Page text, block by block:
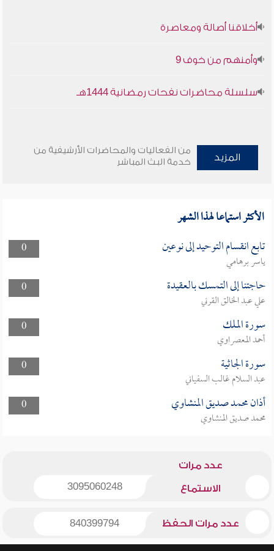
أخلاقنا أصالة ومعاصرة
وأمنهم من خوف 9
سلسلة محاضرات نفحات رمضانية 1444هـ
المزيد
من الفعاليات والمحاضرات الأرشيفية من
خدمة البث المباشر
الأكثر استماعا لهذا الشهر
0 تابع انقسام التوحيد إلى نوعين
ياسر برهامي
0
حاجتنا إلى التمسك بالعقيدة
علي عبد الخالق القرني
0
سورة الملك
أحمد المعصراوي
0
سورة الجاثية
عبد السلام غالب السفياني
0
أذان محمد صديق المنشاوي
محمد صديق المنشاوي
عدد مرات
الاستماع 3095060248
عدد مرات الحفظ 840399794